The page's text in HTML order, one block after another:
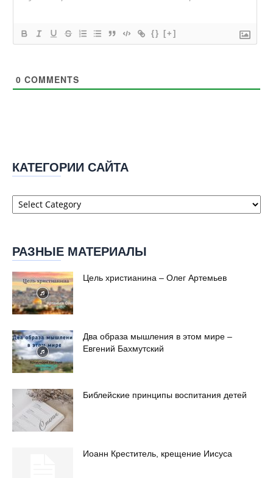
{} [+]
0 COMMENTS
КАТЕГОРИИ САЙТА
Категории
сайта
РАЗНЫЕ МАТЕРИАЛЫ
Цель христианина – Олег Артемьев
Два образа мышления в этом мире –
Евгений Бахмутский
Библейские принципы воспитания детей
Иоанн Креститель, крещение Иисуса